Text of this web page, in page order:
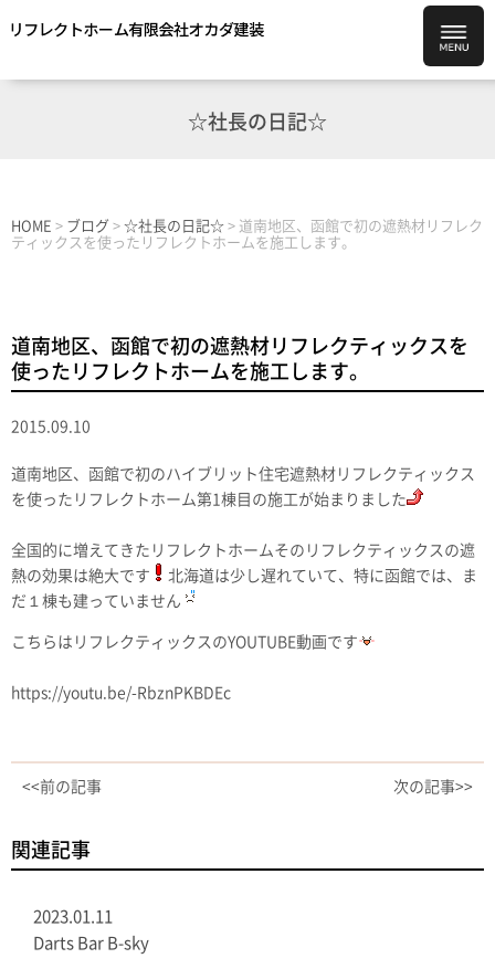
☆社長の日記☆
HOME > ブログ > ☆社長の日記☆ > 道南地区、函館で初の遮熱材リフレク
ティックスを使ったリフレクトホームを施工します。
道南地区、函館で初の遮熱材リフレクティックスを
使ったリフレクトホームを施工します。
2015.09.10
道南地区、函館で初のハイブリット住宅遮熱材リフレクティックス
を使ったリフレクトホーム第1棟目の施工が始まりました
全国的に増えてきたリフレクトホームそのリフレクティックスの遮
熱の効果は絶大です
北海道は少し遅れていて、特に函館では、ま
だ１棟も建っていません
こちらはリフレクティックスのYOUTUBE動画です
https://youtu.be/-RbznPKBDEc
<<前の記事 次の記事>>
関連記事
2023.01.11
Darts Bar B-sky